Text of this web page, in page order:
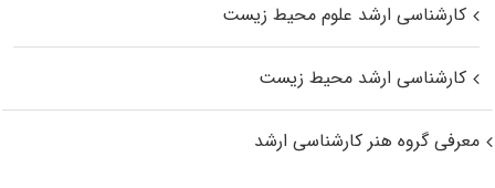
کارشناسی ارشد علوم محیط‌ زیست
کارشناسی ارشد محیط زیست
معرفی گروه هنر کارشناسی ارشد